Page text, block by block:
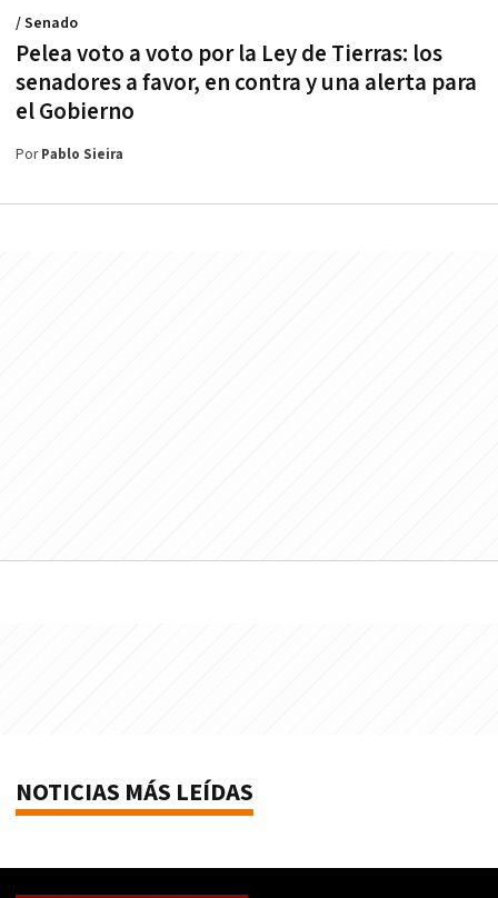
Pelea voto a voto por la Ley de Tierras: los
senadores a favor, en contra y una alerta para
el Gobierno
/ Senado
PorPablo Sieira
NOTICIAS MÁS LEÍDAS